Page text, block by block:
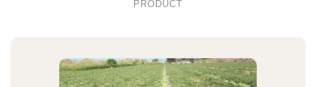
PRODUCT